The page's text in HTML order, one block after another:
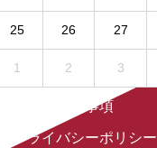
25 26 27
1 2 3
免責事項
プライバシーポリシー